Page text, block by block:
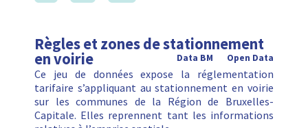
Règles et zones de stationnement
en voirie Open Data
Data BM
Ce jeu de données expose la réglementation
tarifaire s’appliquant au stationnement en voirie
sur les communes de la Région de Bruxelles-
Capitale. Elles reprennent tant les informations